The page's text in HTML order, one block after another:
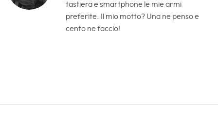
tastiera e smartphone le mie armi
preferite. Il mio motto? Una ne penso e
cento ne faccio!